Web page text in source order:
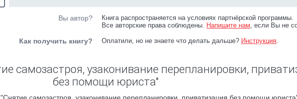
Вы автор?
Книга распространяется на условиях партнёрской программы.
Все авторские права соблюдены. Напишите нам, если Вы не
Как получить книгу? Оплатили, но не знаете что делать дальше? Инструкция.
самозастроя, узаконивание перепланировки,
без помощи юриста"